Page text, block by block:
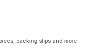
packing slips and more